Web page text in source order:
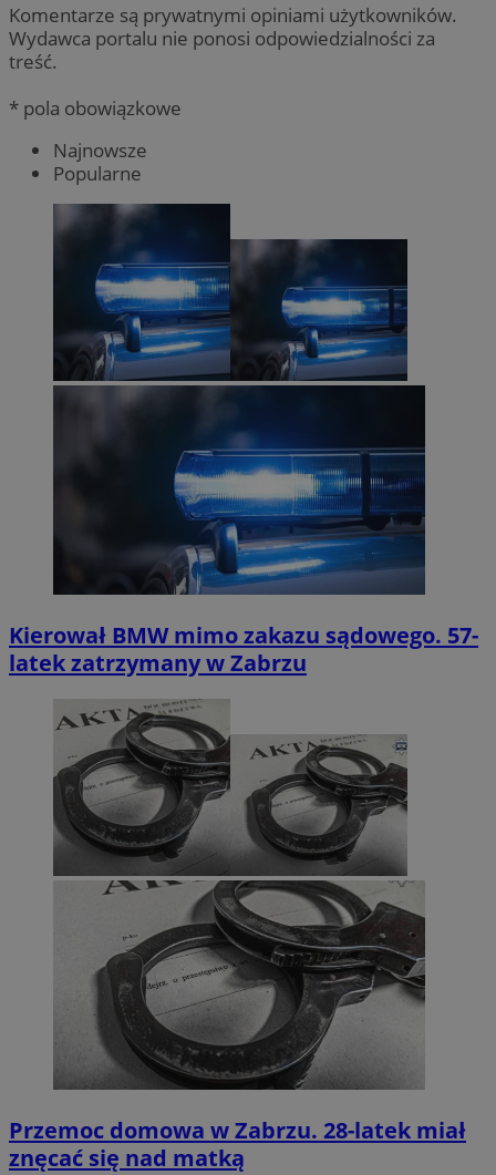
Komentarze są prywatnymi opiniami użytkowników.
Wydawca portalu nie ponosi odpowiedzialności za
treść.
* pola obowiązkowe
Najnowsze
Popularne
Kierował BMW mimo zakazu sądowego. 57-
latek zatrzymany w Zabrzu
Przemoc domowa w Zabrzu. 28-latek miał
znęcać się nad matką